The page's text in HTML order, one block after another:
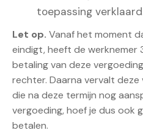
toepassing
Let op. Vanaf het moment
eindigt, heeft de werknemer
betaling van deze
rechter. Daarna vervalt deze
die na deze termijn nog
vergoeding, hoef je dus ook
betalen.